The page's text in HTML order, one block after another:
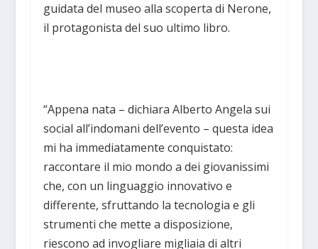
guidata del museo alla scoperta di Nerone,
il protagonista del suo ultimo libro.
“Appena nata – dichiara Alberto Angela sui
social all’indomani dell’evento – questa idea
mi ha immediatamente conquistato:
raccontare il mio mondo a dei giovanissimi
che, con un linguaggio innovativo e
differente, sfruttando la tecnologia e gli
strumenti che mette a disposizione,
riescono ad invogliare migliaia di altri